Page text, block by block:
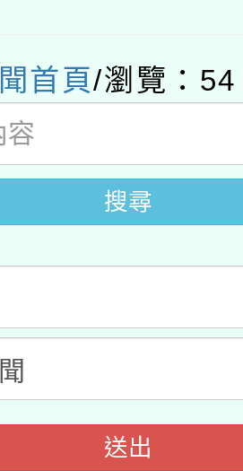
習」實施計畫
際趨勢與發展
府教育局辦理
長研習實施計
作坊新北場」
臺灣師範大學
北學習中心
習班」招生簡
國立成功大學
共融平台-教案
民及學前教育
19疫苗接
眾」措施，延
止
首頁/瀏覽：54
搜尋
送出